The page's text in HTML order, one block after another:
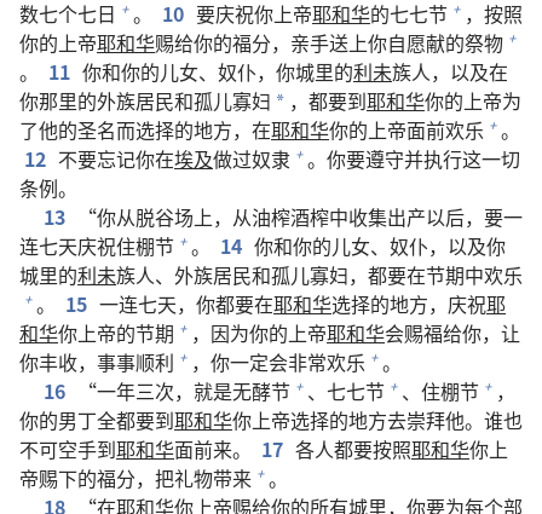
数七个七日 + 。 10 要庆祝你上帝耶和华的七七节 + ，按照
你的上帝耶和华赐给你的福分，亲手送上你自愿献的祭物 +
。 11 你和你的儿女、奴仆，你城里的利未族人，以及在
你那里的外族居民和孤儿寡妇 * ，都要到耶和华你的上帝为
了他的圣名而选择的地方，在耶和华你的上帝面前欢乐 + 。
12 不要忘记你在埃及做过奴隶 + 。你要遵守并执行这一切
条例。
13
“你从脱谷场上，从油榨酒榨中收集出产以后，要一
连七天庆祝住棚节 + 。 14 你和你的儿女、奴仆，以及你
城里的利未族人、外族居民和孤儿寡妇，都要在节期中欢乐
+ 。 15 一连七天，你都要在耶和华选择的地方，庆祝耶
和华你上帝的节期 + ，因为你的上帝耶和华会赐福给你，让
你丰收，事事顺利 + ，你一定会非常欢乐 + 。
16
“一年三次，就是无酵节 + 、七七节 + 、住棚节 + ，
你的男丁全都要到耶和华你上帝选择的地方去崇拜他。谁也
不可空手到耶和华面前来。 17 各人都要按照耶和华你上
帝赐下的福分，把礼物带来 + 。
18
“在耶和华你上帝赐给你的所有城里，你要为每个部